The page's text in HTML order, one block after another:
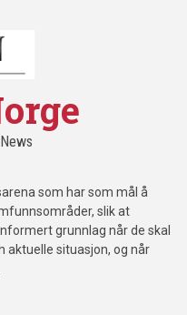
som har som mål å
slik at
grunnlag når de skal
aktuelle situasjon, og når